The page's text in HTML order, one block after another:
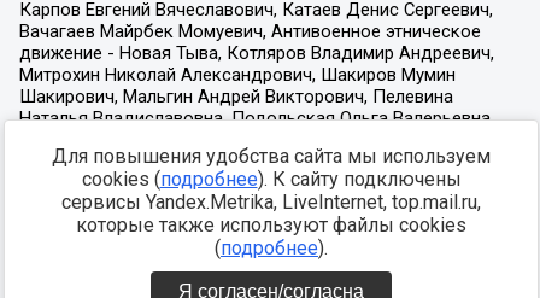
Для повышения удобства сайта мы используем
cookies (подробнее). К сайту подключены
сервисы Yandex.Metrika, LiveInternet, top.mail.ru,
которые также используют файлы cookies
(подробнее).
Я согласен/согласна